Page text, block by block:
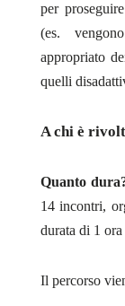
per
(es.
appropriato
quelli
A chi è
Quanto
14 incontri,
durata di 1 ora
Il percorso